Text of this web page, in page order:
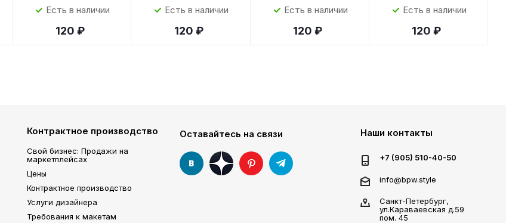
Есть в наличии
120 ₽
Есть в наличии
120 ₽
Есть в наличии
120 ₽
Есть в наличии
120 ₽
Контрактное производство
Свой бизнес: Продажи на
маркетплейсах
Цены
Контрактное производство
Услуги дизайнера
Требования к макетам
Оставайтесь на связи Наши контакты
+7 (905) 510-40-50
info@bpw.style
Санкт-Петербург,
ул.Караваевская д.59
пом. 45